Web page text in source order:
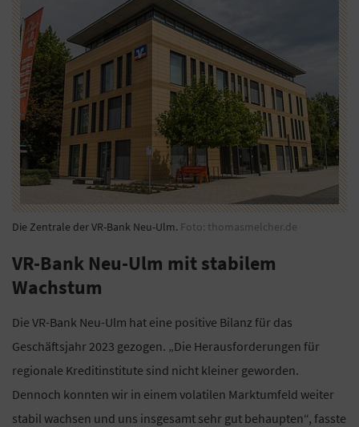
Die Zentrale der VR-Bank Neu-Ulm. Foto: thomasmelcher.de
VR-Bank Neu-Ulm mit stabilem
Wachstum
Die VR-Bank Neu-Ulm hat eine positive Bilanz für das
Geschäftsjahr 2023 gezogen. „Die Herausforderungen für
regionale Kreditinstitute sind nicht kleiner geworden.
Dennoch konnten wir in einem volatilen Marktumfeld weiter
stabil wachsen und uns insgesamt sehr gut behaupten“, fasste